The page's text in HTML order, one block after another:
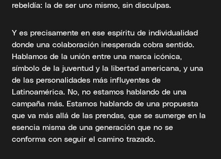
rebeldía: la de ser uno mismo, sin disculpas.
Y es precisamente en ese espíritu de individualidad
donde una colaboración inesperada cobra sentido.
Hablamos de la unión entre una marca icónica,
símbolo de la juventud y la libertad americana, y una
de las personalidades más influyentes de
Latinoamérica. No, no estamos hablando de una
campaña más. Estamos hablando de una propuesta
que va más allá de las prendas, que se sumerge en la
esencia misma de una generación que no se
conforma con seguir el camino trazado.